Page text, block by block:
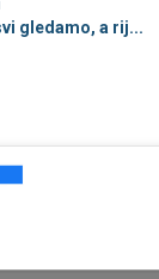
gledamo, a rij...